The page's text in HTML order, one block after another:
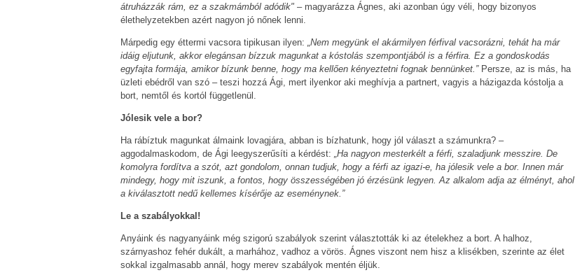
átruházzák rám, ez a szakmámból adódik" – magyarázza Ágnes, aki azonban úgy véli, hogy bizonyos
élethelyzetekben azért nagyon jó nőnek lenni.
Márpedig egy éttermi vacsora tipikusan ilyen: „Nem megyünk el akármilyen férfival vacsorázni, tehát ha már
idáig eljutunk, akkor elegánsan bízzuk magunkat a kóstolás szempontjából is a férfira. Ez a gondoskodás
egyfajta formája, amikor bízunk benne, hogy ma kellően kényeztetni fognak bennünket.”Persze, az is más, ha
üzleti ebédről van szó – teszi hozzá Ági, mert ilyenkor aki meghívja a partnert, vagyis a házigazda kóstolja a
bort, nemtől és kortól függetlenül.
Jólesik vele a bor?
Ha rábíztuk magunkat álmaink lovagjára, abban is bízhatunk, hogy jól választ a számunkra? –
aggodalmaskodom, de Ági leegyszerűsíti a kérdést: „Ha nagyon mesterkélt a férfi, szaladjunk messzire. De
komolyra fordítva a szót, azt gondolom, onnan tudjuk, hogy a férfi az igazi-e, ha jólesik vele a bor. Innen már
mindegy, hogy mit iszunk, a fontos, hogy összességében jó érzésünk legyen. Az alkalom adja az élményt, ahol
a kiválasztott nedű kellemes kísérője az eseménynek.”
Le a szabályokkal!
Anyáink és nagyanyáink még szigorú szabályok szerint választották ki az ételekhez a bort. A halhoz,
szárnyashoz fehér dukált, a marhához, vadhoz a vörös. Ágnes viszont nem hisz a klisékben, szerinte az élet
sokkal izgalmasabb annál, hogy merev szabályok mentén éljük.